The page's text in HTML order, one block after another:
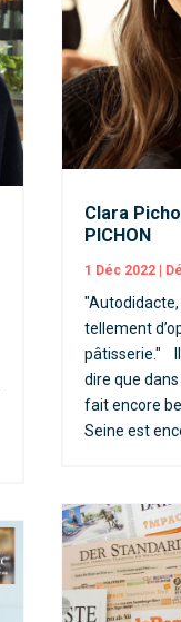
Clara
PICHON
1 Déc 2022|
tellement
pâtisserie." Il
dire que dans
fait encore
Seine est